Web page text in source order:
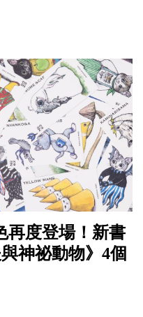
再度登場！新書
神祕動物》4個